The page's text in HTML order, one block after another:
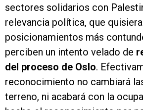
sectores solidarios con
relevancia política, que
posicionamientos más
perciben un intento velado de
del proceso de Oslo.
reconocimiento no cambiará
terreno, ni acabará con la